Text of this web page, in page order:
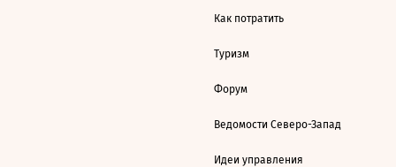
Как потратить
Туризм
Форум
Ведомости Северо-Запад
Идеи управления